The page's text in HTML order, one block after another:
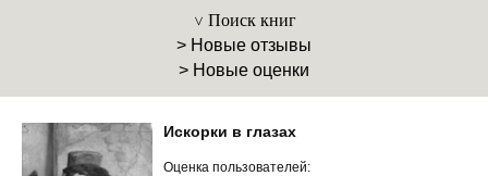
Поиск книг
> Новые отзывы
> Новые оценки
Искорки в глазах
Оценка пользователей: